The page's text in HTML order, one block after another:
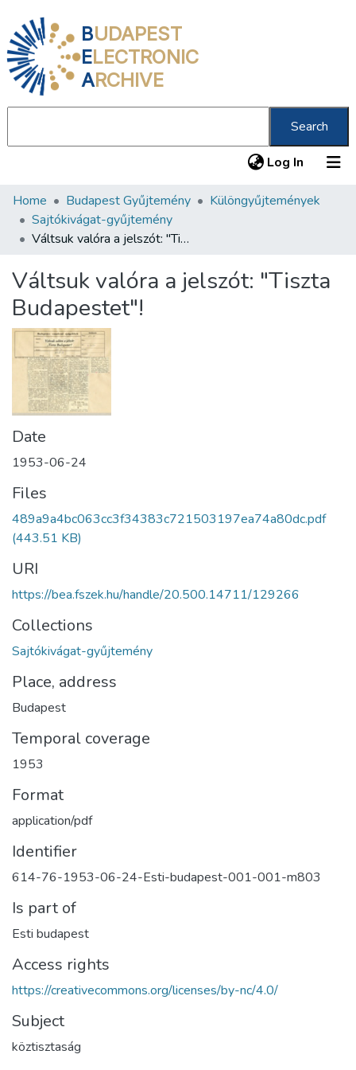
BUDAPEST
ELECTRONIC
ARCHIVE
Search
Log In (current)
Communities & Collections
All of DSpace
About us
Home Budapest Gyűjtemény
Különgyűjtemények
Sajtókivágat-gyűjtemény
Váltsuk valóra a jelszót: "Tiszta Budapestet"!
Váltsuk valóra a jelszót: "Tiszta
Budapestet"!
Date
1953-06-24
Files
489a9a4bc063cc3f34383c721503197ea74a80dc.pdf
(443.51 KB)
URI
https://bea.fszek.hu/handle/20.500.14711/129266
Collections
Sajtókivágat-gyűjtemény
Place, address
Budapest
Temporal coverage
1953
Format
application/pdf
Identifier
614-76-1953-06-24-Esti-budapest-001-001-m803
Is part of
Esti budapest
Access rights
https://creativecommons.org/licenses/by-nc/4.0/
Subject
köztisztaság